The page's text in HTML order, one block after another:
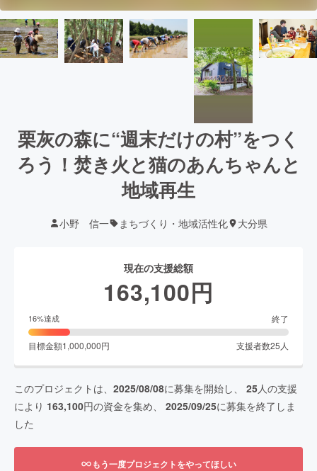
栗灰の森に“週末だけの村”をつく
ろう！焚き火と猫のあんちゃんと
地域再生
小野 信一 まちづくり・地域活性化 大分県
現在の支援総額
163,100円
16%達成 終了
目標金額1,000,000円 支援者数25 人
このプロジェクトは、 2025/08/08に募集を開始し、 25人の支援
により 163,100円の資金を集め、 2025/09/25に募集を終了しま
した
もう一度プロジェクトをやってほしい